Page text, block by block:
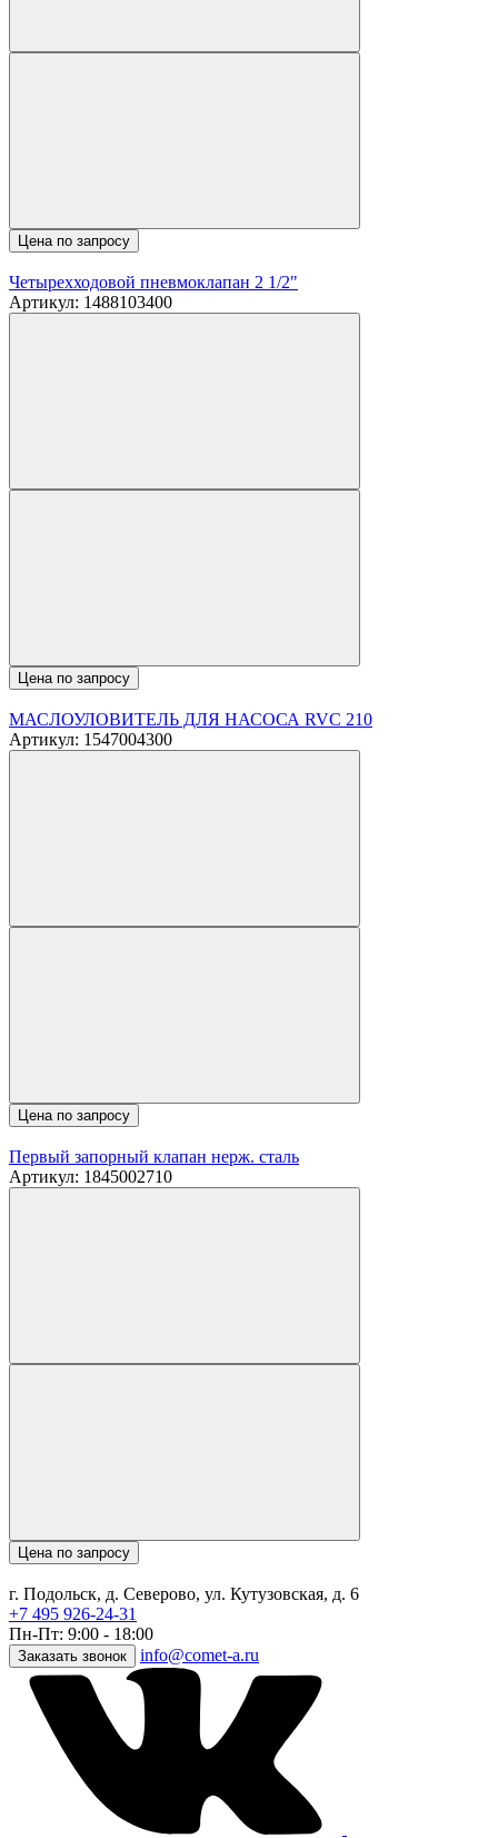
Цена по запросу
Четырехходовой пневмоклапан 2 1/2"
Артикул: 1488103400
Цена по запросу
МАСЛОУЛОВИТЕЛЬ ДЛЯ НАСОСА RVC 210
Артикул: 1547004300
Цена по запросу
Первый запорный клапан нерж. сталь
Артикул: 1845002710
Цена по запросу
г. Подольск, д. Северово, ул. Кутузовская, д. 6
+7 495 926-24-31
Пн-Пт: 9:00 - 18:00
Заказать звонок info@comet-a.ru